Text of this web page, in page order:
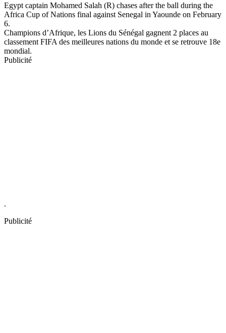
Egypt captain Mohamed Salah (R) chases after the ball during the
Africa Cup of Nations final against Senegal in Yaounde on February
6.
Champions d’Afrique, les Lions du Sénégal gagnent 2 places au
classement FIFA des meilleures nations du monde et se retrouve 18e
mondial.
Publicité
.
Publicité